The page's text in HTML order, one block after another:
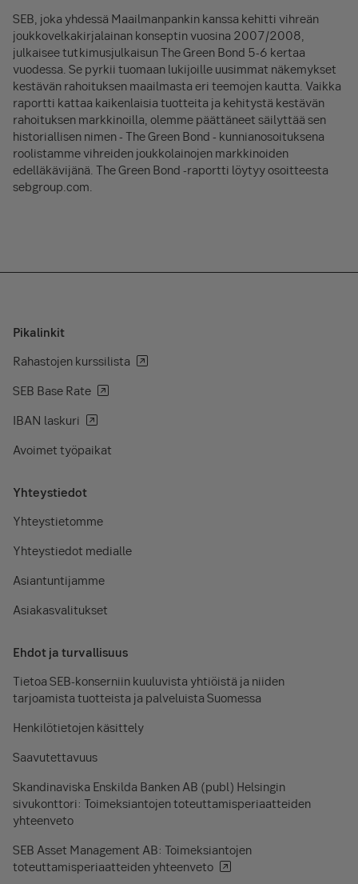
SEB, joka yhdessä Maailmanpankin kanssa kehitti vihreän
joukkovelkakirjalainan konseptin vuosina 2007/2008,
julkaisee tutkimusjulkaisun The Green Bond 5-6 kertaa
vuodessa. Se pyrkii tuomaan lukijoille uusimmat näkemykset
kestävän rahoituksen maailmasta eri teemojen kautta. Vaikka
raportti kattaa kaikenlaisia tuotteita ja kehitystä kestävän
rahoituksen markkinoilla, olemme päättäneet säilyttää sen
historiallisen nimen - The Green Bond - kunnianosoituksena
roolistamme vihreiden joukkolainojen markkinoiden
edelläkävijänä. The Green Bond -raportti löytyy osoitteesta
sebgroup.com.
Pikalinkit
Rahastojen kurssilista
SEB Base Rate
IBAN laskuri
Avoimet työpaikat
Yhteystiedot
Yhteystietomme
Yhteystiedot medialle
Asiantuntijamme
Asiakasvalitukset
Ehdot ja turvallisuus
Tietoa SEB-konserniin kuuluvista yhtiöistä ja niiden
tarjoamista tuotteista ja palveluista Suomessa
Henkilötietojen käsittely
Saavutettavuus
Skandinaviska Enskilda Banken AB (publ) Helsingin
sivukonttori: Toimeksiantojen toteuttamisperiaatteiden
yhteenveto
SEB Asset Management AB: Toimeksiantojen
toteuttamisperiaatteiden yhteenveto